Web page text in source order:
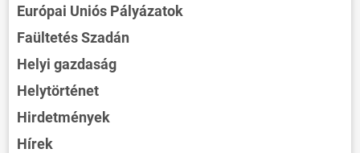
Európai Uniós Pályázatok
Faültetés Szadán
Helyi gazdaság
Helytörténet
Hirdetmények
Hírek